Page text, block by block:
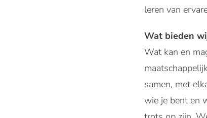
leren van
Wat bieden
Wat kan en
samen, met
wie je bent en